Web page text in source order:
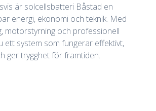
är solcellsbatteri Båstad en
energi, ekonomi och teknik. Med
motorstyrning och professionell
ett system som fungerar effektivt,
ger trygghet för framtiden.